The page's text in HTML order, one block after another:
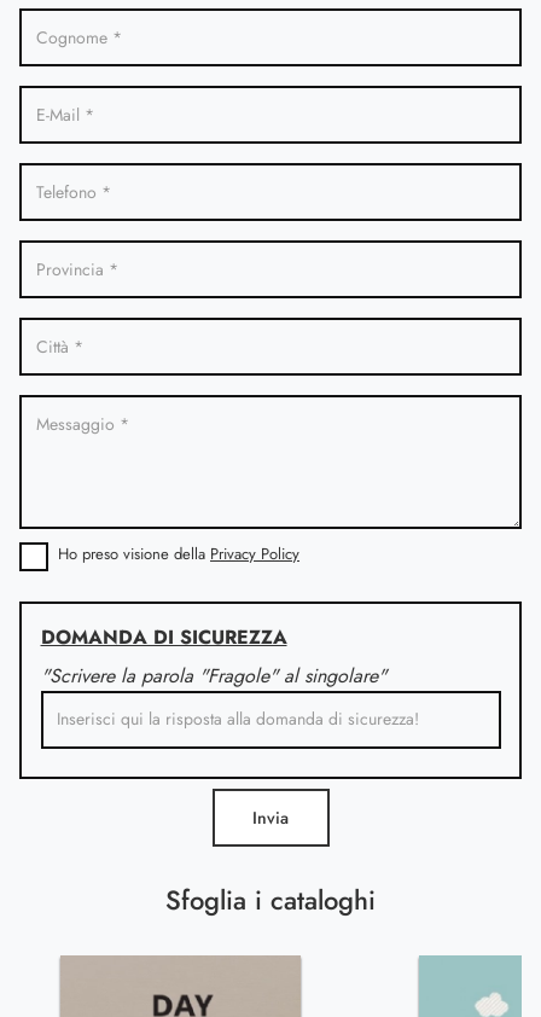
Sfoglia i cataloghi
Ho preso visione della Privacy Policy
DOMANDA DI SICUREZZA
"Scrivere la parola "Fragole" al singolare"
Invia